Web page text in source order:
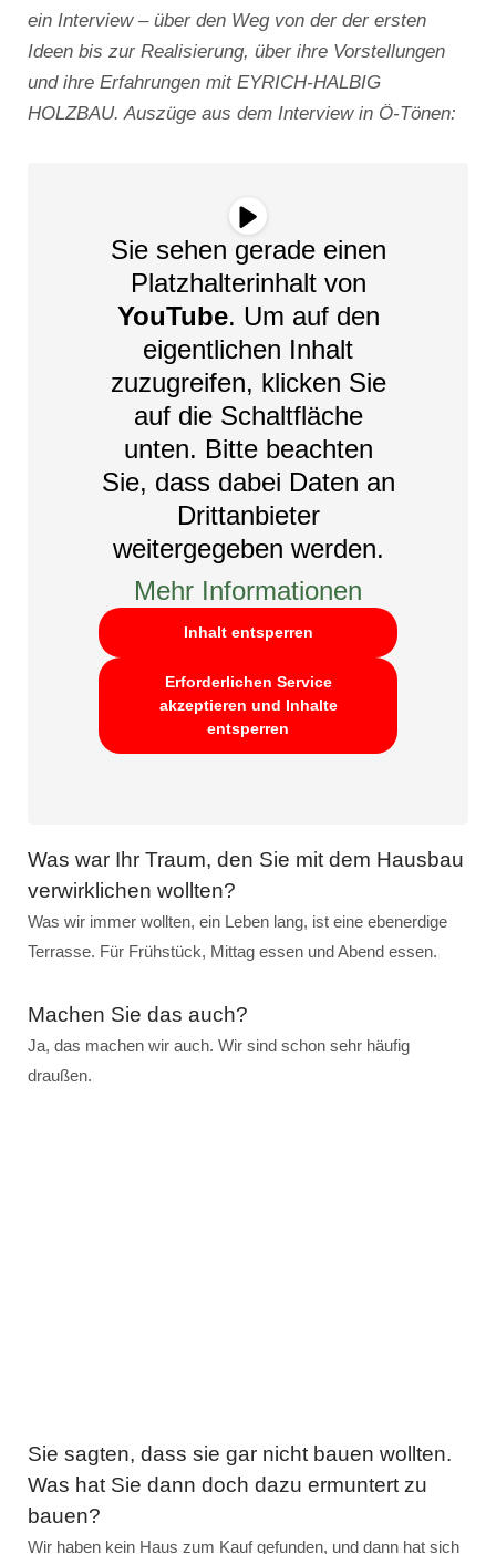
ein Interview – über den Weg von der der ersten
Ideen bis zur Realisierung, über ihre Vorstellungen
und ihre Erfahrungen mit EYRICH-HALBIG
HOLZBAU. Auszüge aus dem Interview in Ö-Tönen:
Sie sehen gerade einen
Platzhalterinhalt von
YouTube. Um auf den
eigentlichen Inhalt
zuzugreifen, klicken Sie
auf die Schaltfläche
unten. Bitte beachten
Sie, dass dabei Daten an
Drittanbieter
weitergegeben werden.
Mehr Informationen
Inhalt entsperren
Erforderlichen Service
akzeptieren und Inhalte
entsperren
Was war Ihr Traum, den Sie mit dem Hausbau
verwirklichen wollten?
Was wir immer wollten, ein Leben lang, ist eine ebenerdige
Terrasse. Für Frühstück, Mittag essen und Abend essen.
Machen Sie das auch?
Ja, das machen wir auch. Wir sind schon sehr häufig
draußen.
Sie sagten, dass sie gar nicht bauen wollten.
Was hat Sie dann doch dazu ermuntert zu
bauen?
Wir haben kein Haus zum Kauf gefunden, und dann hat sich